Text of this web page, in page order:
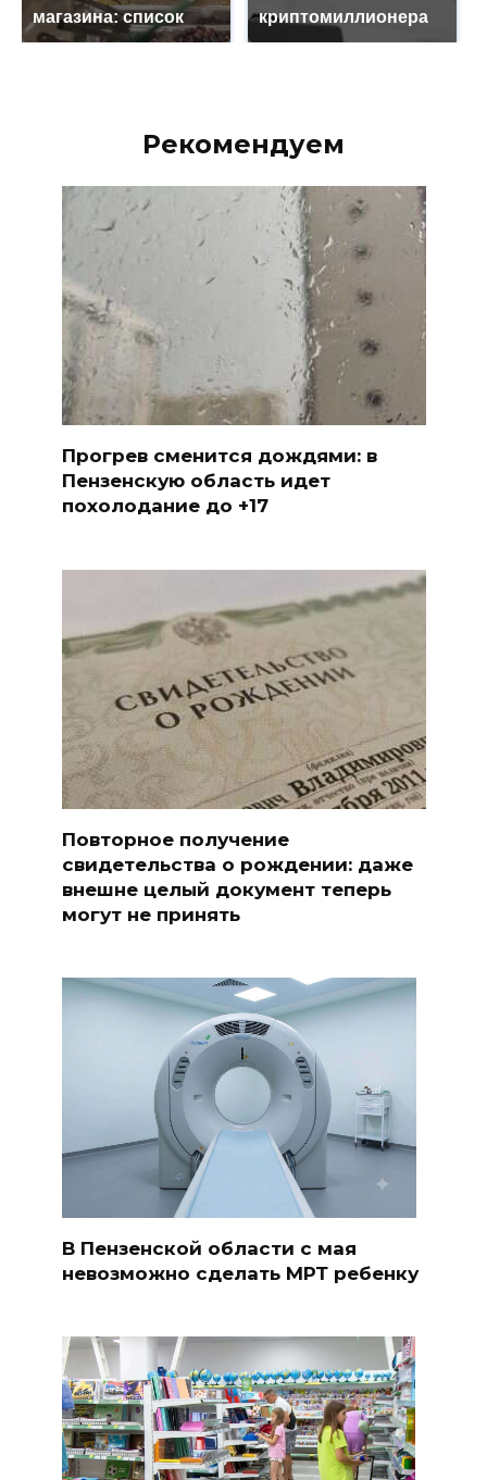
магазина: список криптомиллионера
Рекомендуем
Прогрев сменится дождями: в
Пензенскую область идет
похолодание до +17
Повторное получение
свидетельства о рождении: даже
внешне целый документ теперь
могут не принять
В Пензенской области с мая
невозможно сделать МРТ ребенку